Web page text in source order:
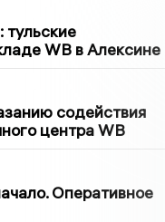
WB в Алексине
содействия
центра WB
Оперативное